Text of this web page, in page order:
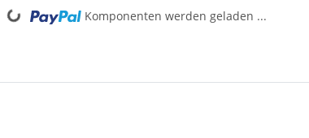
Loading... Komponenten werden geladen ...